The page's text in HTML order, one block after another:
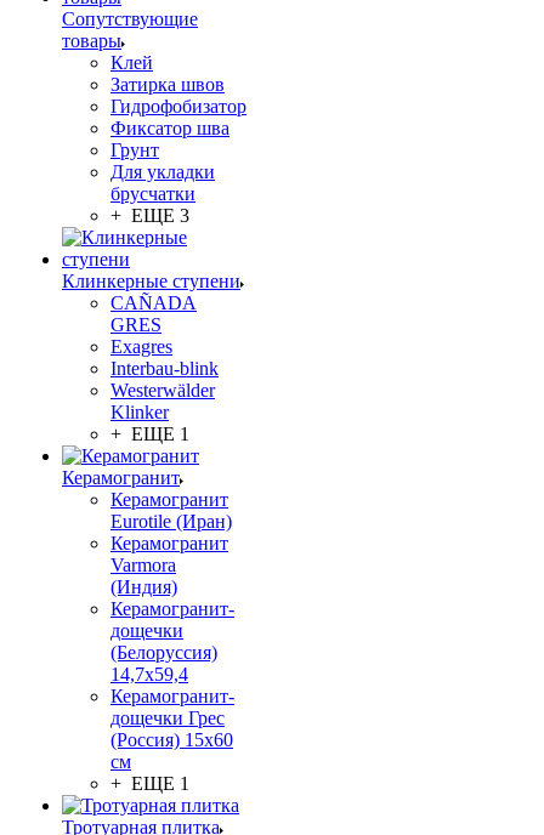
Сопутствующие
товары
Клей
Затирка швов
Гидрофобизатор
Фиксатор шва
Грунт
Для укладки
брусчатки
+ ЕЩЕ 3
Клинкерные ступени
CAÑADA
GRES
Exagres
Interbau-blink
Westerwälder
Klinker
+ ЕЩЕ 1
Керамогранит
Керамогранит
Eurotile (Иран)
Керамогранит
Varmora
(Индия)
Керамогранит-
дощечки
(Белоруссия)
14,7x59,4
Керамогранит-
дощечки Грес
(Россия) 15х60
см
+ ЕЩЕ 1
Тротуарная плитка